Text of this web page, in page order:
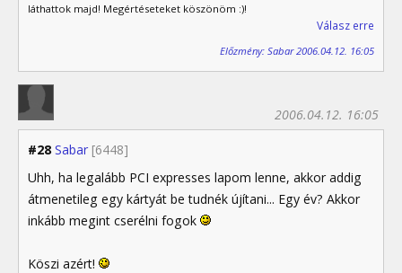
láthattok majd! Megértéseteket köszönöm :)!
Válasz erre
Előzmény: Sabar 2006.04.12. 16:05
#28 Sabar [6448]
2006.04.12. 16:05
Uhh, ha legalább PCI expresses lapom lenne, akkor addig
átmenetileg egy kártyát be tudnék újítani... Egy év? Akkor
inkább megint cserélni fogok
Köszi azért!